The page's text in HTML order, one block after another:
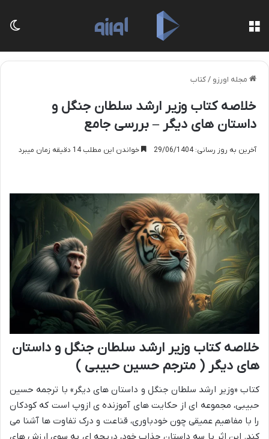
مجله اورزو /کتاب
خلاصه کتاب وزیر ارشد سلطان جنگل و
داستان های دیگر – بررسی جامع
آخرین به روز رسانی: 29/06/1404 خواندن این مطلب 14 دقیقه زمان میبرد
خلاصه کتاب وزیر ارشد سلطان جنگل و داستان
های دیگر ( مترجم حسین حبیبی )
کتاب «وزیر ارشد سلطان جنگل و داستان های دیگر» با ترجمه حسین
حبیبی، مجموعه ای از حکایت های آموزنده ی ازوپ است که کودکان
را با مفاهیم عمیقی چون خودباوری، قناعت و درک تفاوت ها آشنا می
کند. این اثر با سه داستان جذاب خود، دریچه ای به سوی ارزش های